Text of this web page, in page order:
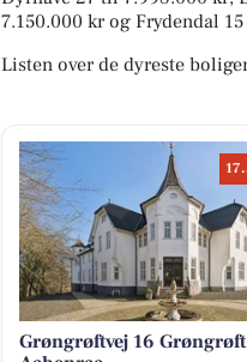
7.150.000 kr og Frydendal
Listen over de dyreste
Grøngrøftvej 16